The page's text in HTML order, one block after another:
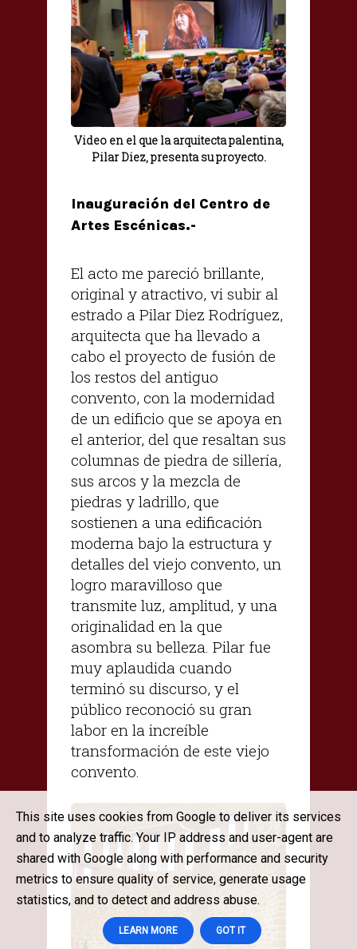
Video en el que la arquitecta palentina,
Pilar Diez, presenta su proyecto.
Inauguración del Centro de
Artes Escénicas.-
El acto me pareció brillante,
original y atractivo, vi subir al
estrado a Pilar Diez Rodríguez,
arquitecta que ha llevado a
cabo el proyecto de fusión de
los restos del antiguo
convento, con la modernidad
de un edificio que se apoya en
el anterior, del que resaltan sus
columnas de piedra de sillería,
sus arcos y la mezcla de
piedras y ladrillo, que
sostienen a una edificación
moderna bajo la estructura y
detalles del viejo convento, un
logro maravilloso que
transmite luz, amplitud, y una
originalidad en la que
asombra su belleza. Pilar fue
muy aplaudida cuando
terminó su discurso, y el
público reconoció su gran
labor en la increíble
transformación de este viejo
convento.
This site uses cookies from Google to deliver its services
and to analyze traffic. Your IP address and user-agent are
shared with Google along with performance and security
metrics to ensure quality of service, generate usage
statistics, and to detect and address abuse.
LEARN MORE GOT IT